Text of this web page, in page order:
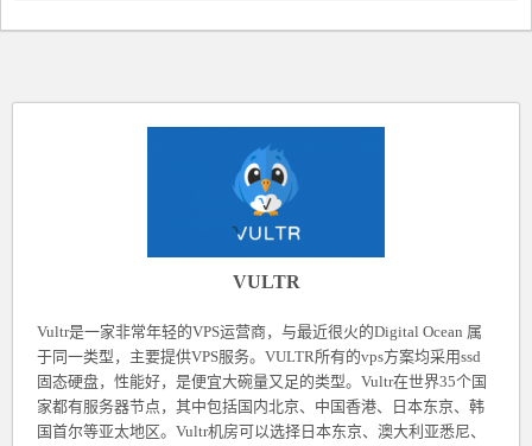
VULTR
Vultr是一家非常年轻的VPS运营商，与最近很火的Digital Ocean 属
于同一类型，主要提供VPS服务。VULTR所有的vps方案均采用ssd
固态硬盘，性能好，是便宜大碗量又足的类型。Vultr在世界35个国
家都有服务器节点，其中包括国内北京、中国香港、日本东京、韩
国首尔等亚太地区。Vultr机房可以选择日本东京、澳大利亚悉尼、